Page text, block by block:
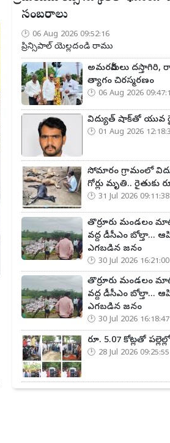
సంబరాలు
06 Aug 2026 09:52:16
ప్రిన్సిపాల్ యెల్లదండి రాము
అమరవీరులు దస్తాగిరి,
త్యాగం చిరస్మరణం
06 Aug 2026
విద్యుత్ షాక్‌తో యువ
01 Aug 2026
సోమారం గ్రామంలో
గోర్లు మృతి.. రైతుకు
31 Jul 2026 09:11:38
తొర్రూరు మండలం
వద్ద డీసీఎం బోల్తా...
ఎగబడిన జనం
30 Jul 2026 16:21:00
తొర్రూరు మండలం
వద్ద డీసీఎం బోల్తా...
ఎగబడిన జనం
30 Jul 2026 16:18:47
రూ. 5.07 కోట్లతో
28 Jul 2026 09:25:55